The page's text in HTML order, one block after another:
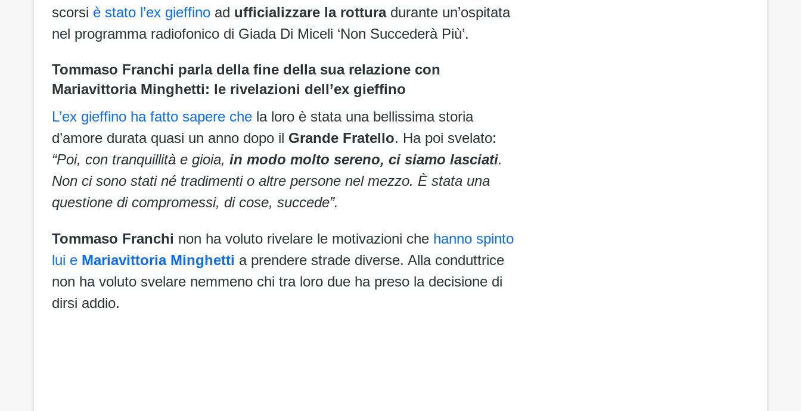
scorsi è stato l’ex gieffino ad ufficializzare la rotturadurante un’ospitata
nel programma radiofonico di Giada Di Miceli ‘Non Succederà Più’.
Tommaso Franchi parla della fine della sua relazione con
Mariavittoria Minghetti: le rivelazioni dell’ex gieffino
L’ex gieffino ha fatto sapere che la loro è stata una bellissima storia
d’amore durata quasi un anno dopo il Grande Fratello. Ha poi svelato:
“Poi, con tranquillità e gioia, in modo molto sereno, ci siamo lasciati.
Non ci sono stati né tradimenti o altre persone nel mezzo. È stata una
questione di compromessi, di cose, succede”.
Tommaso Franchi non ha voluto rivelare le motivazioni che hanno spinto
lui e Mariavittoria Minghetti a prendere strade diverse. Alla conduttrice
non ha voluto svelare nemmeno chi tra loro due ha preso la decisione di
dirsi addio.